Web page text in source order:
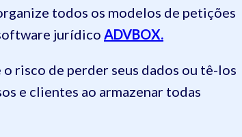
todos os modelos de petições
jurídico ADVBOX.
risco de perder seus dados ou tê-los
e clientes ao armazenar todas